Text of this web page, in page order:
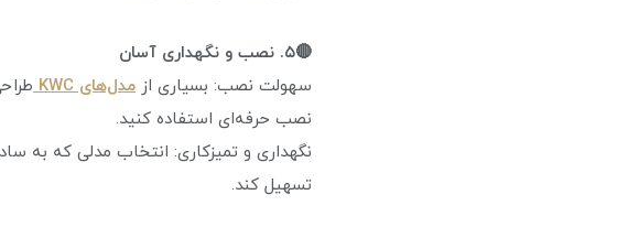
🔴۵. نصب و نگهداری آسان
سهولت نصب: بسیاری از مدل‌های KWC
نصب حرفه‌ای استفاده کنید.
نگهداری و تمیزکاری: انتخاب مدلی که به
تسهیل کند.